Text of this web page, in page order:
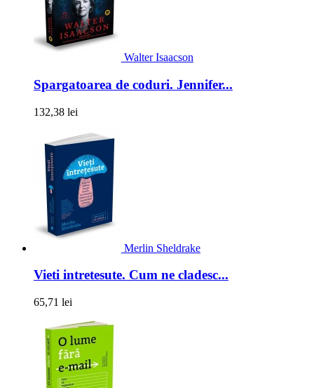
Walter Isaacson
Spargatoarea de coduri. Jennifer...
132,38 lei
Merlin Sheldrake
Vieti intretesute. Cum ne cladesc...
65,71 lei